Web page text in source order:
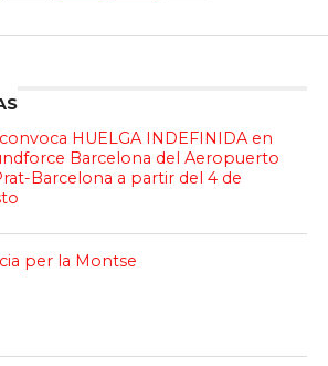
convoca HUELGA INDEFINIDA en
Barcelona del Aeropuerto
Barcelona a partir del 4 de
per la Montse